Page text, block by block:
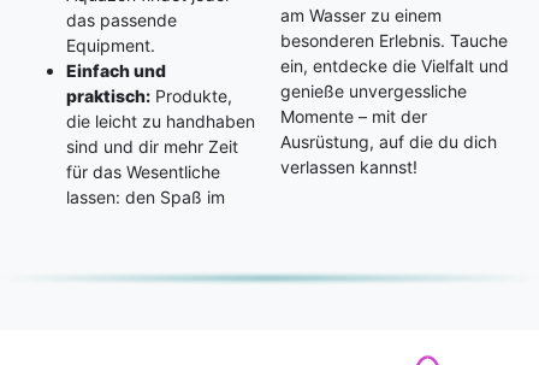
das passende
Equipment.
Einfach und
praktisch: Produkte,
die leicht zu handhaben
sind und dir mehr Zeit
für das Wesentliche
lassen: den Spaß im
am Wasser zu einem
besonderen Erlebnis. Tauche
ein, entdecke die Vielfalt und
genieße unvergessliche
Momente – mit der
Ausrüstung, auf die du dich
verlassen kannst!